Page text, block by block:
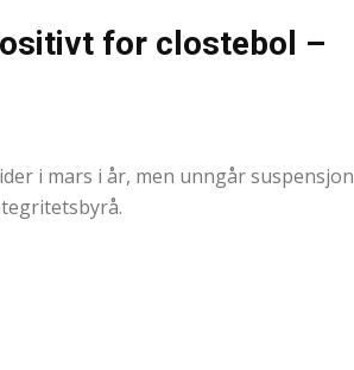
for clostebol –
i mars i år, men unngår suspensjon